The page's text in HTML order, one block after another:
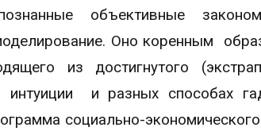
объективные
Оно коренным
из достигнутого
интуиции и разных способах
социально-